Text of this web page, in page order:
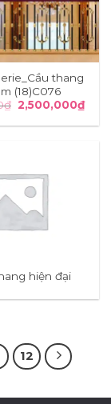
thang
(18)C076
₫ Giá
gốc
là:
2,500,000₫Giá
hiện
tại
hiện đại
12